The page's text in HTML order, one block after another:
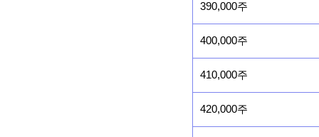
390,000주
400,000주
410,000주
420,000주